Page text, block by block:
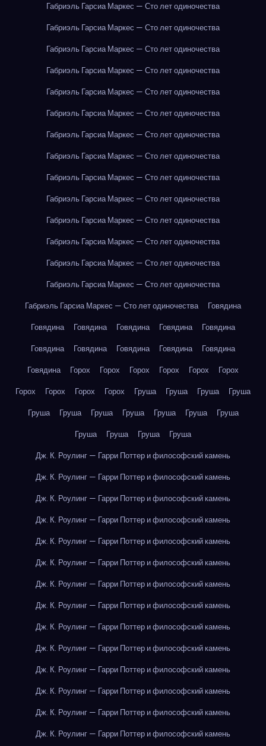
Габриэль Гарсиа Маркес — Сто лет одиночества
Габриэль Гарсиа Маркес — Сто лет одиночества
Габриэль Гарсиа Маркес — Сто лет одиночества
Габриэль Гарсиа Маркес — Сто лет одиночества
Габриэль Гарсиа Маркес — Сто лет одиночества
Габриэль Гарсиа Маркес — Сто лет одиночества
Габриэль Гарсиа Маркес — Сто лет одиночества
Габриэль Гарсиа Маркес — Сто лет одиночества
Габриэль Гарсиа Маркес — Сто лет одиночества
Габриэль Гарсиа Маркес — Сто лет одиночества
Габриэль Гарсиа Маркес — Сто лет одиночества
Габриэль Гарсиа Маркес — Сто лет одиночества
Габриэль Гарсиа Маркес — Сто лет одиночества
Габриэль Гарсиа Маркес — Сто лет одиночества
Габриэль Гарсиа Маркес — Сто лет одиночества
Говядина
Говядина
Говядина Говядина Говядина
Говядина
Говядина
Говядина Говядина Говядина
Говядина
Говядина
Горох Горох Горох Горох Горох
Горох
Горох
Горох Горох Горох Груша Груша Груша
Груша
Груша
Груша Груша Груша Груша Груша
Груша
Груша
Груша Груша
Груша
Дж. К. Роулинг — Гарри Поттер и философский камень
Дж. К. Роулинг — Гарри Поттер и философский камень
Дж. К. Роулинг — Гарри Поттер и философский камень
Дж. К. Роулинг — Гарри Поттер и философский камень
Дж. К. Роулинг — Гарри Поттер и философский камень
Дж. К. Роулинг — Гарри Поттер и философский камень
Дж. К. Роулинг — Гарри Поттер и философский камень
Дж. К. Роулинг — Гарри Поттер и философский камень
Дж. К. Роулинг — Гарри Поттер и философский камень
Дж. К. Роулинг — Гарри Поттер и философский камень
Дж. К. Роулинг — Гарри Поттер и философский камень
Дж. К. Роулинг — Гарри Поттер и философский камень
Дж. К. Роулинг — Гарри Поттер и философский камень
Дж. К. Роулинг — Гарри Поттер и философский камень